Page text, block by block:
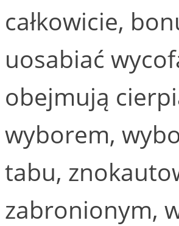
całkowicie,
uosabiać
obejmują
wyborem,
tabu,
zabronionym,